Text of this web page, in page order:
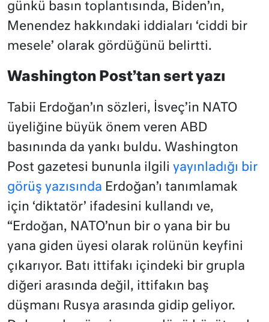
günkü basın toplantısında, Biden’ın,
Menendez hakkındaki iddiaları ‘ciddi bir
mesele’ olarak gördüğünü belirtti.
Washington Post’tan sert yazı
Tabii Erdoğan’ın sözleri, İsveç’in NATO
üyeliğine büyük önem veren ABD
basınında da yankı buldu. Washington
Post gazetesi bununla ilgili yayınladığı bir
görüş yazısında Erdoğan’ı tanımlamak
için ‘diktatör’ ifadesini kullandı ve,
“Erdoğan, NATO’nun bir o yana bir bu
yana giden üyesi olarak rolünün keyfini
çıkarıyor. Batı ittifakı içindeki bir grupla
diğeri arasında değil, ittifakın baş
düşmanı Rusya arasında gidip geliyor.